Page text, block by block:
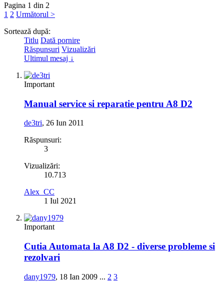
Pagina 1 din 2
1 2 Următorul >
Sortează după:
Titlu Dată pornire
Răspunsuri Vizualizări
Ultimul mesaj ↓
Important
Manual service si reparatie pentru A8 D2
de3tri, 26 Iun 2011
Răspunsuri:
3
Vizualizări:
10.713
Alex_CC
1 Iul 2021
Important
Cutia Automata la A8 D2 - diverse probleme si
rezolvari
dany1979, 18 Ian 2009 ... 2 3